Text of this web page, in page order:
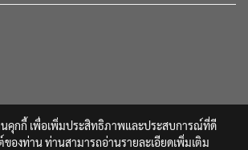
นคุกกี้ เพื่อเพิ่มประสิทธิภาพและประสบการณ์ที่ดี
ของท่าน ท่านสามารถอ่านรายละเอียดเพิ่มเติม